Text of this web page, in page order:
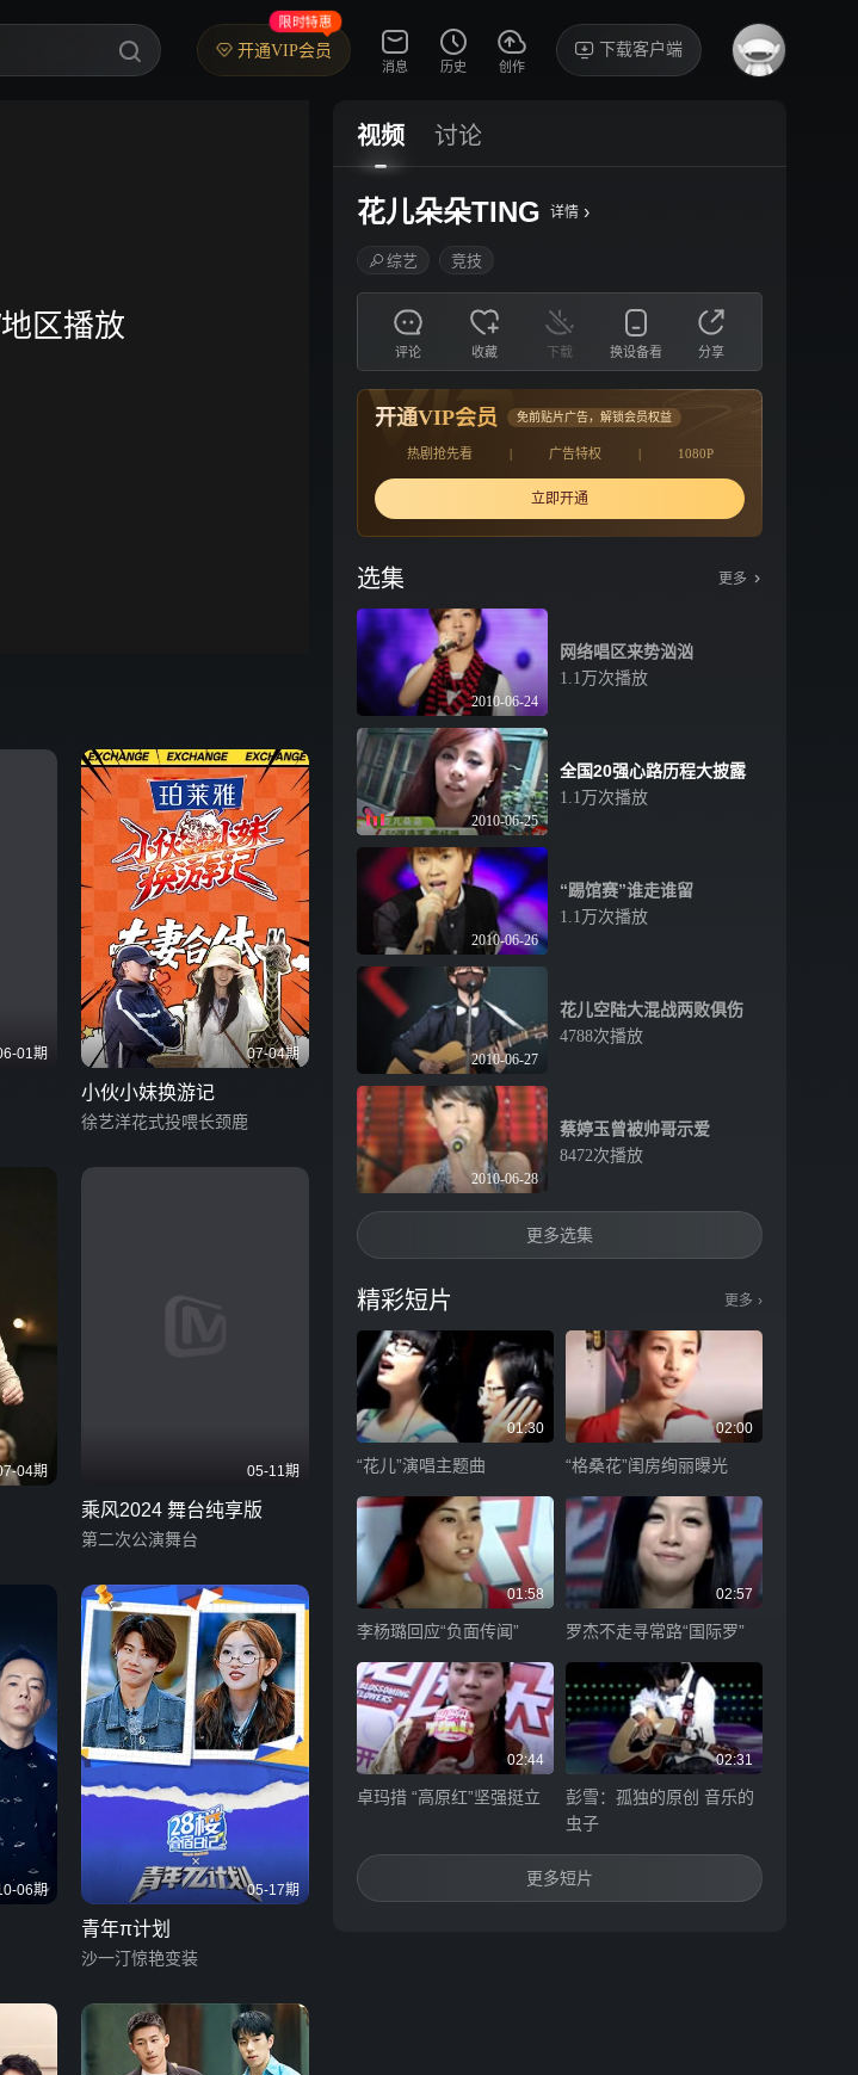
季
开通VIP会员
限时特惠
消息 历史 创作
下载客户端
区播放
01期 07-04期
小伙小妹换游记
徐艺洋花式投喂长颈鹿
04期 05-11期
乘风2024 舞台纯享版
第二次公演舞台
06期 05-17期
青年π计划
沙一汀惊艳变装
视频 讨论
花儿朵朵TING 详情 ›
综艺 竞技
评论 收藏 下载 换设备看 分享
开通VIP会员 免前贴片广告，解锁会员权益
热剧抢先看 | 广告特权 | 1080P
立即开通
选集 更多
2010-06-24
网络唱区来势汹汹
1.1万次播放
2010-06-25
全国20强心路历程大披露
1.1万次播放
2010-06-26
“踢馆赛”谁走谁留
1.1万次播放
2010-06-27
花儿空陆大混战两败俱伤
4788次播放
2010-06-28
蔡婷玉曾被帅哥示爱
8472次播放
更多选集
精彩短片 更多 ›
01:30
“花儿”演唱主题曲
02:00
“格桑花”闺房绚丽曝光
01:58
李杨璐回应“负面传闻”
02:57
罗杰不走寻常路“国际罗”
02:44
卓玛措 “高原红”坚强挺立
02:31
彭雪：孤独的原创 音乐的
虫子
更多短片